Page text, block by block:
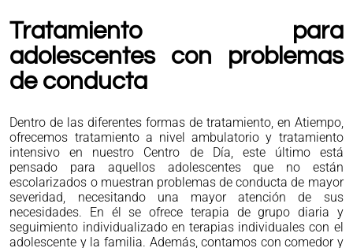
Tratamiento para
adolescentes con problemas
de conducta
Dentro de las diferentes formas de tratamiento, en Atiempo,
ofrecemos tratamiento a nivel ambulatorio y tratamiento
intensivo en nuestro Centro de Día, este último está
pensado para aquellos adolescentes que no están
escolarizados o muestran problemas de conducta de mayor
severidad, necesitando una mayor atención de sus
necesidades. En él se ofrece terapia de grupo diaria y
seguimiento individualizado en terapias individuales con el
adolescente y la familia. Además, contamos con comedor y